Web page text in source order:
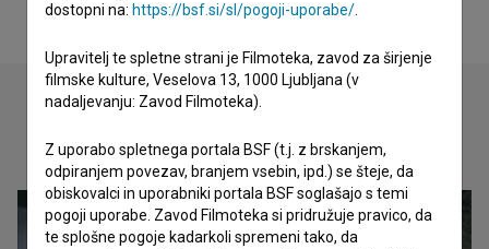
Oglejte si
dostopni na: https://bsf.si/sl/pogoji-uporabe/
Upravitelj te spletne strani je Filmoteka, zavod za širjenje
filmske kulture, Veselova 13, 1000 Ljubljana (v
nadaljevanju: Zavod Filmoteka).
Z uporabo spletnega portala BSF (t.j. z brskanjem,
odpiranjem povezav, branjem vsebin, ipd.) se šteje, da
obiskovalci in uporabniki portala BSF soglašajo s temi
pogoji uporabe. Zavod Filmoteka si pridružuje pravico, da
te splošne pogoje kadarkoli spremeni tako, da